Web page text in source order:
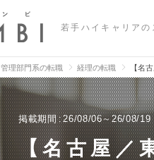
若手ハイキャリアの
管理部門系の転職 経理の転職 【名
掲載期間 26/08/06～26/08/19
【名古屋／